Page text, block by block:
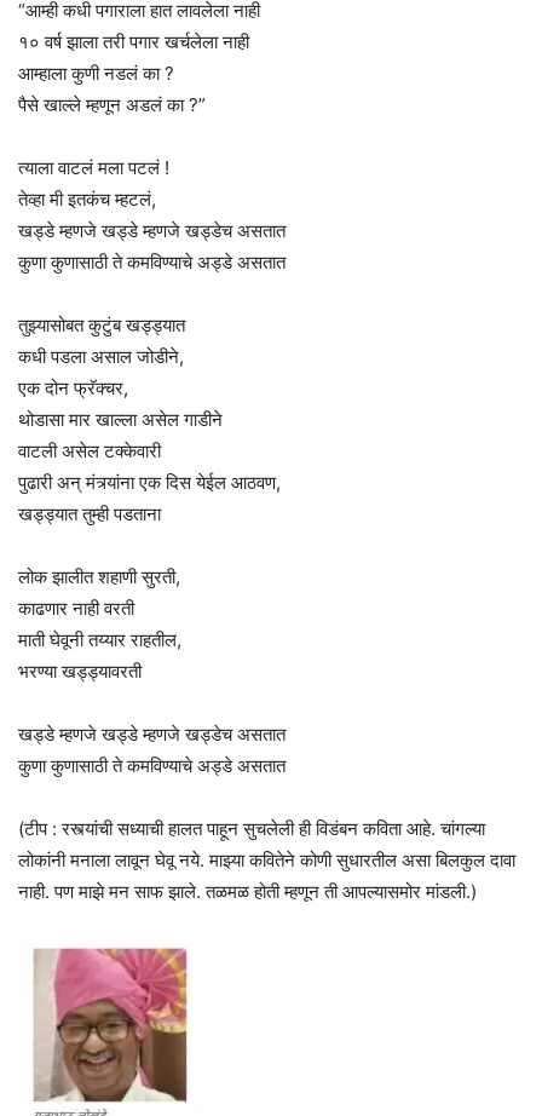
“आम्ही कधी पगाराला हात लावलेला नाही
१० वर्ष झाला तरी पगार खर्चलेला नाही
आम्हाला कुणी नडलं का ?
पैसे खाल्ले म्हणून अडलं का ?”
त्याला वाटलं मला पटलं !
तेव्हा मी इतकंच म्हटलं,
खड्डे म्हणजे खड्डे म्हणजे खड्डेच असतात
कुणा कुणासाठी ते कमविण्याचे अड्डे असतात
तुझ्यासोबत कुटुंब खड्ड्यात
कधी पडला असाल जोडीने,
एक दोन फ्रॅक्चर,
थोडासा मार खाल्ला असेल गाडीने
वाटली असेल टक्केवारी
पुढारी अन् मंत्र्यांना एक दिस येईल आठवण,
खड्ड्यात तुम्ही पडताना
लोक झालीत शहाणी सुरती,
काढणार नाही वरती
माती घेवूनी तय्यार राहतील,
भरण्या खड्ड्यावरती
खड्डे म्हणजे खड्डे म्हणजे खड्डेच असतात
कुणा कुणासाठी ते कमविण्याचे अड्डे असतात
(टीप : रस्त्यांची सध्याची हालत पाहून सुचलेली ही विडंबन कविता आहे. चांगल्या
लोकांनी मनाला लावून घेवू नये. माझ्या कवितेने कोणी सुधारतील असा बिलकुल दावा
नाही. पण माझे मन साफ झाले. तळमळ होती म्हणून ती आपल्यासमोर मांडली.)